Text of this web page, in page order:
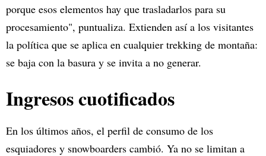
porque esos elementos hay que trasladarlos para su
procesamiento", puntualiza. Extienden así a los visitantes
la política que se aplica en cualquier trekking de montaña:
se baja con la basura y se invita a no generar.
Ingresos cuotificados
En los últimos años, el perfil de consumo de los
esquiadores y snowboarders cambió. Ya no se limitan a